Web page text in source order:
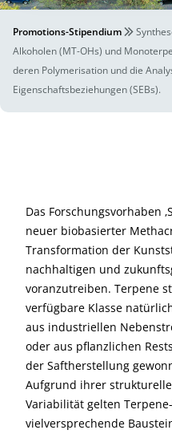
Promotions-Stipendium
Alkoholen (MT-OHs) und
deren Polymerisation und die
Eigenschaftsbeziehungen (SEBs).
Das Forschungsvorhaben
neuer biobasierter
Transformation der
nachhaltigen und
voranzutreiben. Terpene
verfügbare Klasse
aus industriellen
oder aus pflanzlichen
der Saftherstellung
Aufgrund ihrer
Variabilität gelten
vielversprechende